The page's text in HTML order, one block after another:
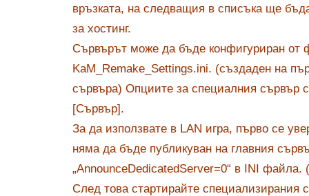
връзката, на следващия в списъка ще
за хостинг.
Сървърът може да бъде конфигуриран от
KaM_Remake_Settings.ini. (създаден на
сървъра) Опциите за специалния сървър
[Сървър].
За да използвате в LAN игра, първо се
няма да бъде публикуван на главния
„AnnounceDedicatedServer=0“ в INI файла.
След това стартирайте специализирания